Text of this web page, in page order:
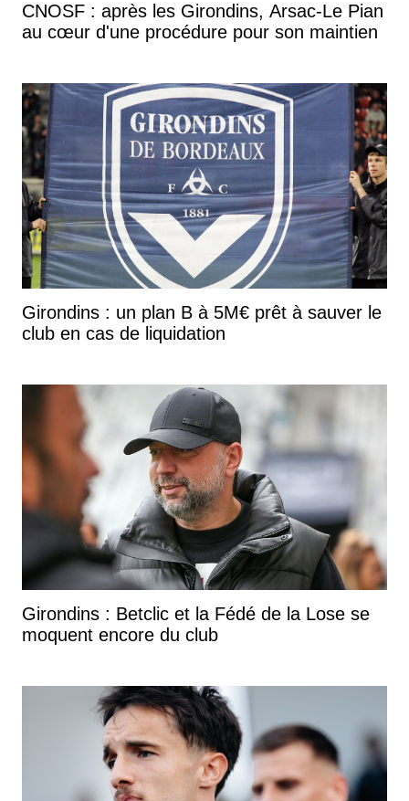
CNOSF : après les Girondins, Arsac-Le Pian
au cœur d'une procédure pour son maintien
Girondins : un plan B à 5M€ prêt à sauver le
club en cas de liquidation
Girondins : Betclic et la Fédé de la Lose se
moquent encore du club